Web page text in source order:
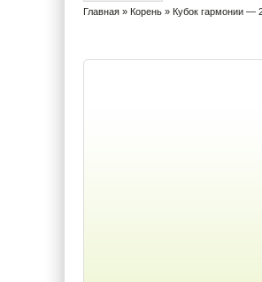
Главная » Корень » Кубок гармонии —